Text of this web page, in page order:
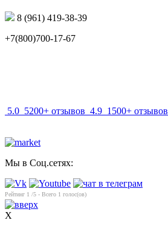
8 (961) 419-38-39
+7(800)700-17-67
5.0 5200+ отзывов 4.9 1500+ отзывов
Мы в Соц.сетях:
Рейтинг 1 /5 - Всего 1 голос(ов)
X